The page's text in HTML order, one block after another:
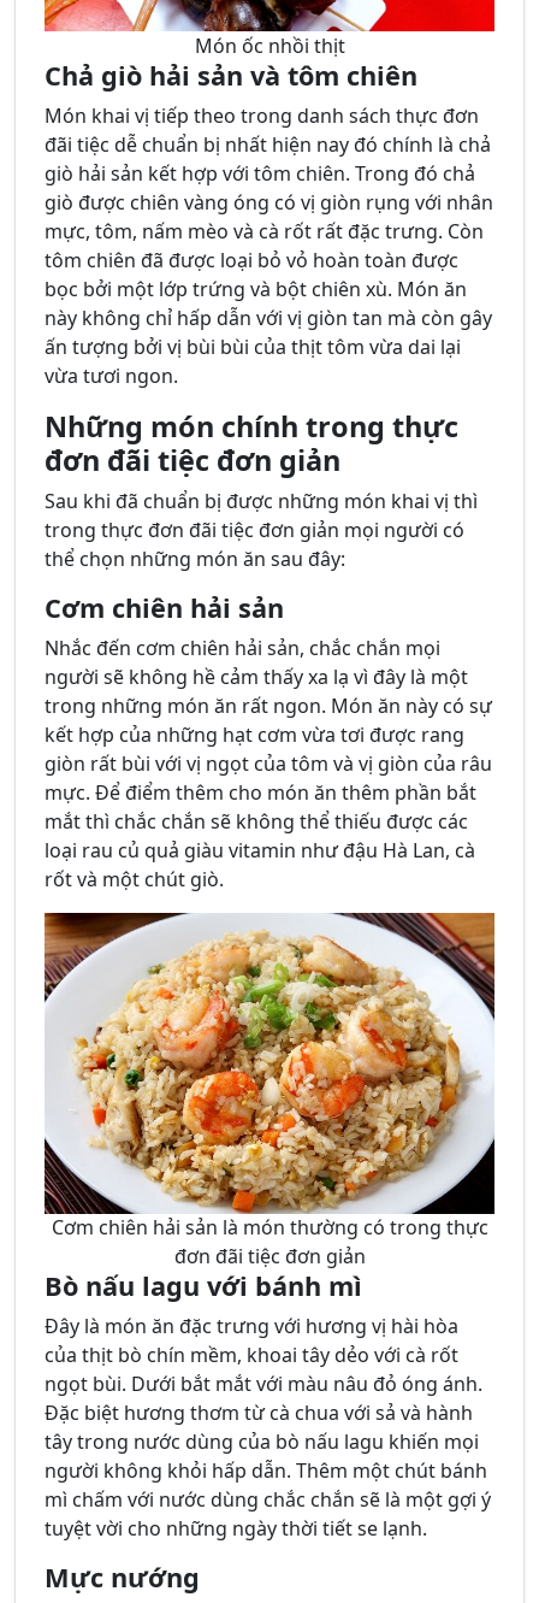
Món ốc nhồi thịt
Chả giò hải sản và tôm chiên
Món khai vị tiếp theo trong danh sách thực đơn
đãi tiệc dễ chuẩn bị nhất hiện nay đó chính là chả
giò hải sản kết hợp với tôm chiên. Trong đó chả
giò được chiên vàng óng có vị giòn rụng với nhân
mực, tôm, nấm mèo và cà rốt rất đặc trưng. Còn
tôm chiên đã được loại bỏ vỏ hoàn toàn được
bọc bởi một lớp trứng và bột chiên xù. Món ăn
này không chỉ hấp dẫn với vị giòn tan mà còn gây
ấn tượng bởi vị bùi bùi của thịt tôm vừa dai lại
vừa tươi ngon.
Những món chính trong thực
đơn đãi tiệc đơn giản
Sau khi đã chuẩn bị được những món khai vị thì
trong thực đơn đãi tiệc đơn giản mọi người có
thể chọn những món ăn sau đây:
Cơm chiên hải sản
Nhắc đến cơm chiên hải sản, chắc chắn mọi
người sẽ không hề cảm thấy xa lạ vì đây là một
trong những món ăn rất ngon. Món ăn này có sự
kết hợp của những hạt cơm vừa tơi được rang
giòn rất bùi với vị ngọt của tôm và vị giòn của râu
mực. Để điểm thêm cho món ăn thêm phần bắt
mắt thì chắc chắn sẽ không thể thiếu được các
loại rau củ quả giàu vitamin như đậu Hà Lan, cà
rốt và một chút giò.
Cơm chiên hải sản là món thường có trong thực
đơn đãi tiệc đơn giản
Bò nấu lagu với bánh mì
Đây là món ăn đặc trưng với hương vị hài hòa
của thịt bò chín mềm, khoai tây dẻo với cà rốt
ngọt bùi. Dưới bắt mắt với màu nâu đỏ óng ánh.
Đặc biệt hương thơm từ cà chua với sả và hành
tây trong nước dùng của bò nấu lagu khiến mọi
người không khỏi hấp dẫn. Thêm một chút bánh
mì chấm với nước dùng chắc chắn sẽ là một gợi ý
tuyệt vời cho những ngày thời tiết se lạnh.
Mực nướng